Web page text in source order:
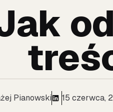
Pianowski 15 czerwca,